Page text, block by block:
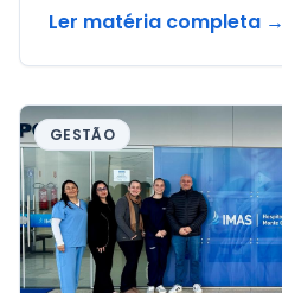
Ler matéria completa →
GESTÃO